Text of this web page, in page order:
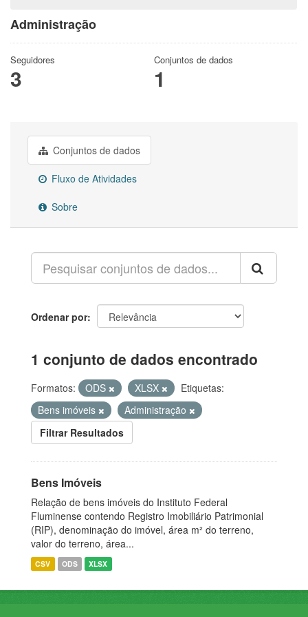
Administração
Seguidores
3
Conjuntos de dados
1
Conjuntos de dados
Fluxo de Atividades
Sobre
Ordenar por
1 conjunto de dados encontrado
Formatos: ODS XLSX
Etiquetas:
Bens imóveis
Administração
Filtrar Resultados
Bens Imóveis
Relação de bens imóveis do Instituto Federal
Fluminense contendo Registro Imobiliário Patrimonial
(RIP), denominação do imóvel, área m² do terreno,
valor do terreno, área...
CSV ODS XLSX